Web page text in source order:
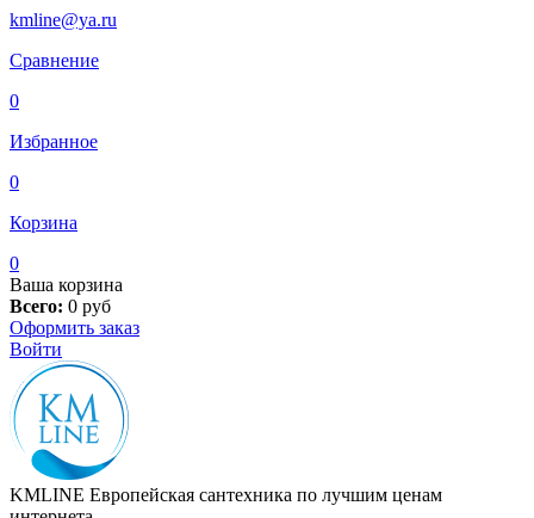
kmline@ya.ru
Сравнение
0
Избранное
0
Корзина
0
Ваша корзина
Всего: 0 руб
Оформить заказ
Войти
KMLINE Европейская сантехника по лучшим ценам